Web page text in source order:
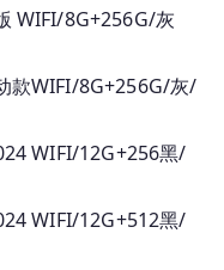
WIFI/8G+256G/灰
款WIFI/8G+256G/灰/
WIFI/12G+256黑/
WIFI/12G+512黑/